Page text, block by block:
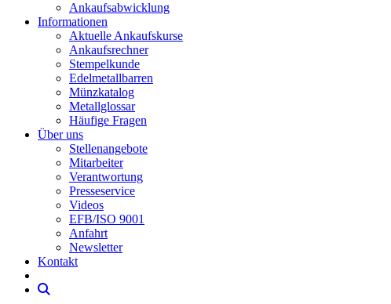
Ankaufsabwicklung
Informationen
Aktuelle Ankaufskurse
Ankaufsrechner
Stempelkunde
Edelmetallbarren
Münzkatalog
Metallglossar
Häufige Fragen
Über uns
Stellenangebote
Mitarbeiter
Verantwortung
Presseservice
Videos
EFB/ISO 9001
Anfahrt
Newsletter
Kontakt